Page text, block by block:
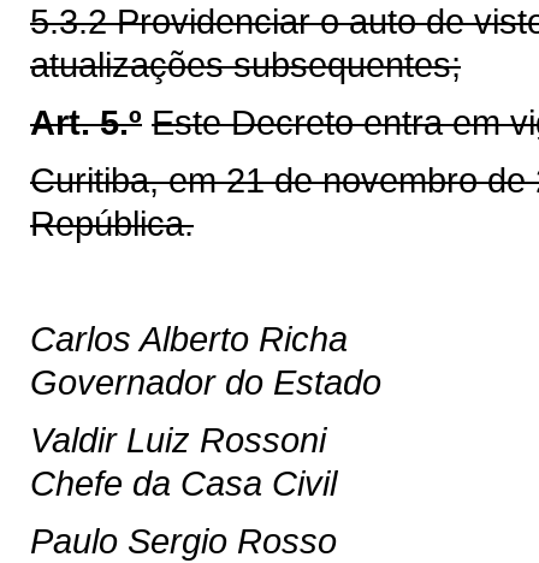
5.3.2 Providenciar o auto de
atualizações subsequentes;
Art. 5.º Este Decreto entra em
Curitiba, em 21 de novembro de
República.
Carlos Alberto Richa
Governador do Estado
Valdir Luiz Rossoni
Chefe da Casa Civil
Paulo Sergio Rosso